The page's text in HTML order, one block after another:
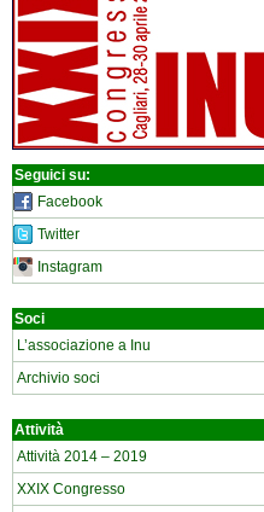
Seguici su:
Facebook
Twitter
Instagram
Soci
L’associazione a Inu
Archivio soci
Attività
Attività 2014 – 2019
XXIX Congresso